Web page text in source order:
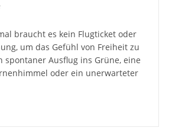
braucht es kein Flugticket oder
um das Gefühl von Freiheit zu
spontaner Ausflug ins Grüne, eine
oder ein unerwarteter